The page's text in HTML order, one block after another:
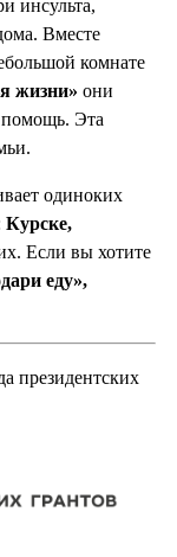
инсульта,
Вместе
комнате
жизни» они
помощь. Эта
одиноких
Курске,
Если вы хотите
еду»,
президентских